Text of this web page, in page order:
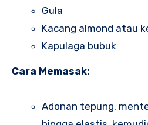
Gula
Kacang almond atau
Kapulaga bubuk
Cara Memasak:
Adonan tepung,